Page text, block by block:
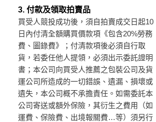
3. 付款及領取拍賣品
買受人競投成功後，須自拍賣成交日起10
日內付清全額購買價款項《包含20%勞務
費、圖錄費》；付清款項後必須自行取
貨，若委任他人提領，必須出示委託證明
書；本公司向買受人推薦之包裝公司及貨
運公司所造成的一切錯誤、遺漏、損壞或
遺失，本公司概不承擔責任。如需委託本
公司寄送或額外保險，其衍生之費用（如
運費、保險費、出境報關費…等）須另行